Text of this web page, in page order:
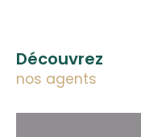
Découvrez
nos agents